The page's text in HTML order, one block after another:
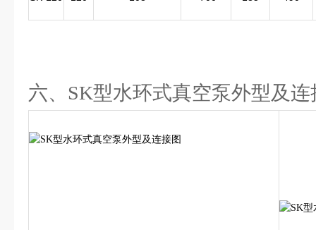
六、SK型水环式真空泵外型及连